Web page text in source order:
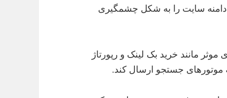
دامنه سایت را به شکل چشمگیری
مانند خرید بک لینک و رپورتاژ
موتورهای جستجو ارسال کند.